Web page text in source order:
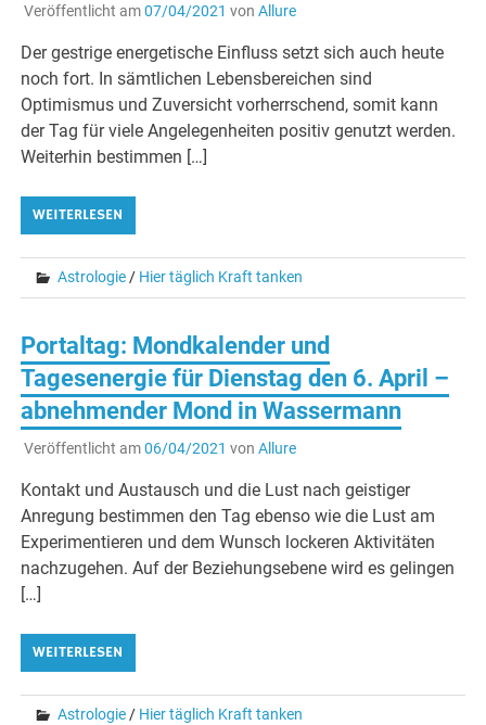
Veröffentlicht am07/04/2021 von Allure
Der gestrige energetische Einfluss setzt sich auch heute
noch fort. In sämtlichen Lebensbereichen sind
Optimismus und Zuversicht vorherrschend, somit kann
der Tag für viele Angelegenheiten positiv genutzt werden.
Weiterhin bestimmen […]
WEITERLESEN
Astrologie / Hier täglich Kraft tanken
Portaltag: Mondkalender und
Tagesenergie für Dienstag den 6. April –
abnehmender Mond in Wassermann
Veröffentlicht am06/04/2021 von Allure
Kontakt und Austausch und die Lust nach geistiger
Anregung bestimmen den Tag ebenso wie die Lust am
Experimentieren und dem Wunsch lockeren Aktivitäten
nachzugehen. Auf der Beziehungsebene wird es gelingen
[…]
WEITERLESEN
Astrologie/ Hier täglich Kraft tanken